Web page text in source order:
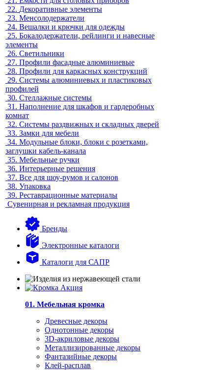
22. Декоративные элементы
23. Менсолодержатели
24. Вешалки и крючки для одежды
25. Бокалодержатели, рейлинги и навесные
элементы
26. Светильники
27. Профили фасадные алюминиевые
28. Профили для каркасных конструкций
29. Системы алюминиевых и пластиковых
профилей
30. Стеллажные системы
31. Наполнение для шкафов и гардеробных
комнат
32. Системы раздвижных и складных дверей
33. Замки для мебели
34. Модульные блоки, блоки с розетками,
заглушки кабель-канала
35. Мебельные ручки
36. Интерьерные решения
37. Все для шоу-румов и салонов
38. Упаковка
39. Реставрационные материалы
Сувенирная и рекламная продукция
Бренды
Электронные каталоги
Каталоги для САПР
01. Мебельная кромка
Древесные декоры
Однотонные декоры
3D-акриловые декоры
Металлизированные декоры
Фантазийные декоры
Клей-расплав